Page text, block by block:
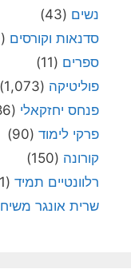
נשים (43)
סדנאות וקורסים (10)
ספרים (11)
פוליטיקה (1,073)
פנחס יחזקאלי (1,986)
פרקי לימוד (90)
קורונה (150)
רלוונטיים תמיד (4,091)
שרית אונגר משיח